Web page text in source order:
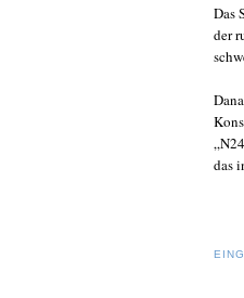
Das
der
das